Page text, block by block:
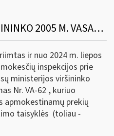
DĖL VMI PRIE FM VIRŠININKO 2005 M. VASARIO 3 D. ĮSAKYMO NR. VA-16 PAKEITIMO
ir nuo 2024 m. liepos
inspekcijos prie
ministerijos viršininko
Nr. VA-62 , kuriuo
apmokestinamų prekių
taisyklės (toliau -